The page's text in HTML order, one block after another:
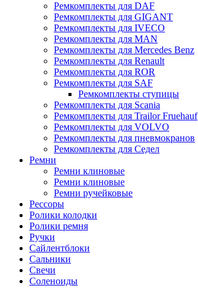
Ремкомплекты для DAF
Ремкомплекты для GIGANT
Ремкомплекты для IVECO
Ремкомплекты для MAN
Ремкомплекты для Mercedes Benz
Ремкомплекты для Renault
Ремкомплекты для ROR
Ремкомплекты для SAF
Ремкомплекты ступицы
Ремкомплекты для Scania
Ремкомплекты для Trailor Fruehauf
Ремкомплекты для VOLVO
Ремкомплекты для пневмокранов
Ремкомплекты для Седел
Ремни
Ремни клиновые
Ремни клиновые
Ремни ручейковые
Рессоры
Ролики колодки
Ролики ремня
Ручки
Сайлентблоки
Сальники
Свечи
Соленоиды